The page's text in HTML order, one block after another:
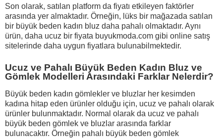
Son olarak, satılan platform da fiyatı etkileyen faktörler
arasında yer almaktadır. Örneğin, lüks bir mağazada satılan
bir büyük beden kadın bluz daha pahalı olmaktadır. Aynı
ürün, daha ucuz bir fiyata buyukmoda.com gibi online satış
sitelerinde daha uygun fiyatlara bulunabilmektedir.
Ucuz ve Pahalı Büyük Beden Kadın Bluz ve
Gömlek Modelleri Arasındaki Farklar Nelerdir?
Büyük beden kadın gömlekler ve bluzlar her kesimden
kadına hitap eden ürünler olduğu için, ucuz ve pahalı olarak
ürünler bulunmaktadır. Normal olarak da ucuz ve pahalı
büyük beden gömlek ve bluzlar arasında farklar
bulunacaktır. Örneğin pahalı büyük beden gömlek